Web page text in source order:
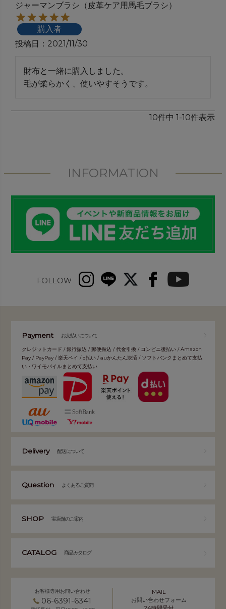
ジャーマンブラシ（皮革ケア用馬毛ブラシ）
購入者
投稿日
2021/11/30
財布と一緒に購入しました。
毛が柔らかく、使いやすそうです。
10件中 1 -10件表示
INFORMATION
FOLLOW
Payment お支払いについて
クレジットカード / 銀行振込 / 郵便振込 / 代金引換 / コンビニ後払い / Amazon
Pay / PayPay / 楽天ペイ / d払い / auかんたん決済 / ソフトバンクまとめて支払
い・ワイモバイルまとめて支払い
Delivery 配送について
Question よくあるご質問
SHOP 実店舗のご案内
CATALOG 商品カタログ
お客様専用お問い合わせ
06-6391-6341
MAIL
お問い合わせフォーム